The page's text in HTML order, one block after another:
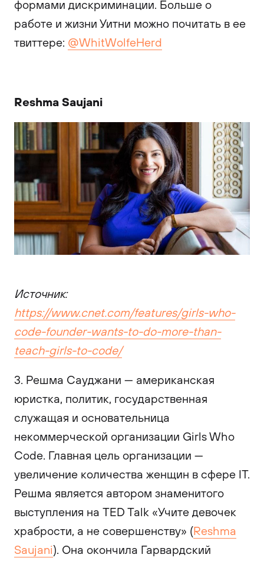
формами дискриминации. Больше о
работе и жизни Уитни можно почитать в ее
твиттере: @WhitWolfeHerd
Reshma Saujani
Источник:
https://www.cnet.com/features/girls-who-
code-founder-wants-to-do-more-than-
teach-girls-to-code/
3. Решма Сауджани — американская
юристка, политик, государственная
служащая и основательница
некоммерческой организации Girls Who
Code. Главная цель организации —
увеличение количества женщин в сфере IT.
Решма является автором знаменитого
выступления на TED Talk «Учите девочек
храбрости, а не совершенству» (Reshma
Saujani). Она окончила Гарвардский